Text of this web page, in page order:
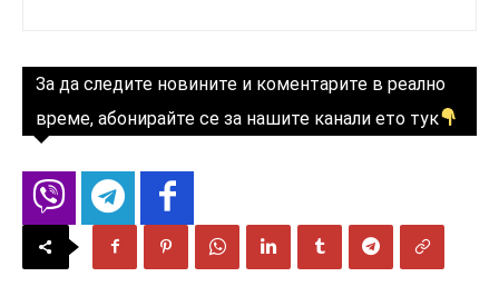
За да следите новините и коментарите в реално
време, абонирайте се за нашите канали ето тук